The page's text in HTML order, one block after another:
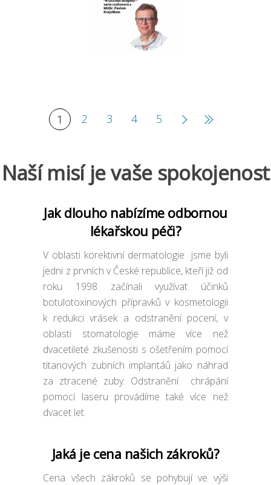
1 2 3 4 5
Naší misí je vaše spokojenost
Jak dlouho nabízíme odbornou
lékařskou péči?
V oblasti korektivní dermatologie jsme byli
jedni z prvních v České republice, kteří již od
roku 1998 začínali využívat účinků
botulotoxinových přípravků v kosmetologii
k redukci vrásek a odstranění pocení, v
oblasti stomatologie máme více než
dvacetileté zkušenosti s ošetřením pomocí
titanových zubních implantáů jako náhrad
za ztracené zuby. Odstranění chrápání
pomocí laseru provádíme také více než
dvacet let.
Jaká je cena našich zákroků?
Cena všech zákroků se pohybují ve výši